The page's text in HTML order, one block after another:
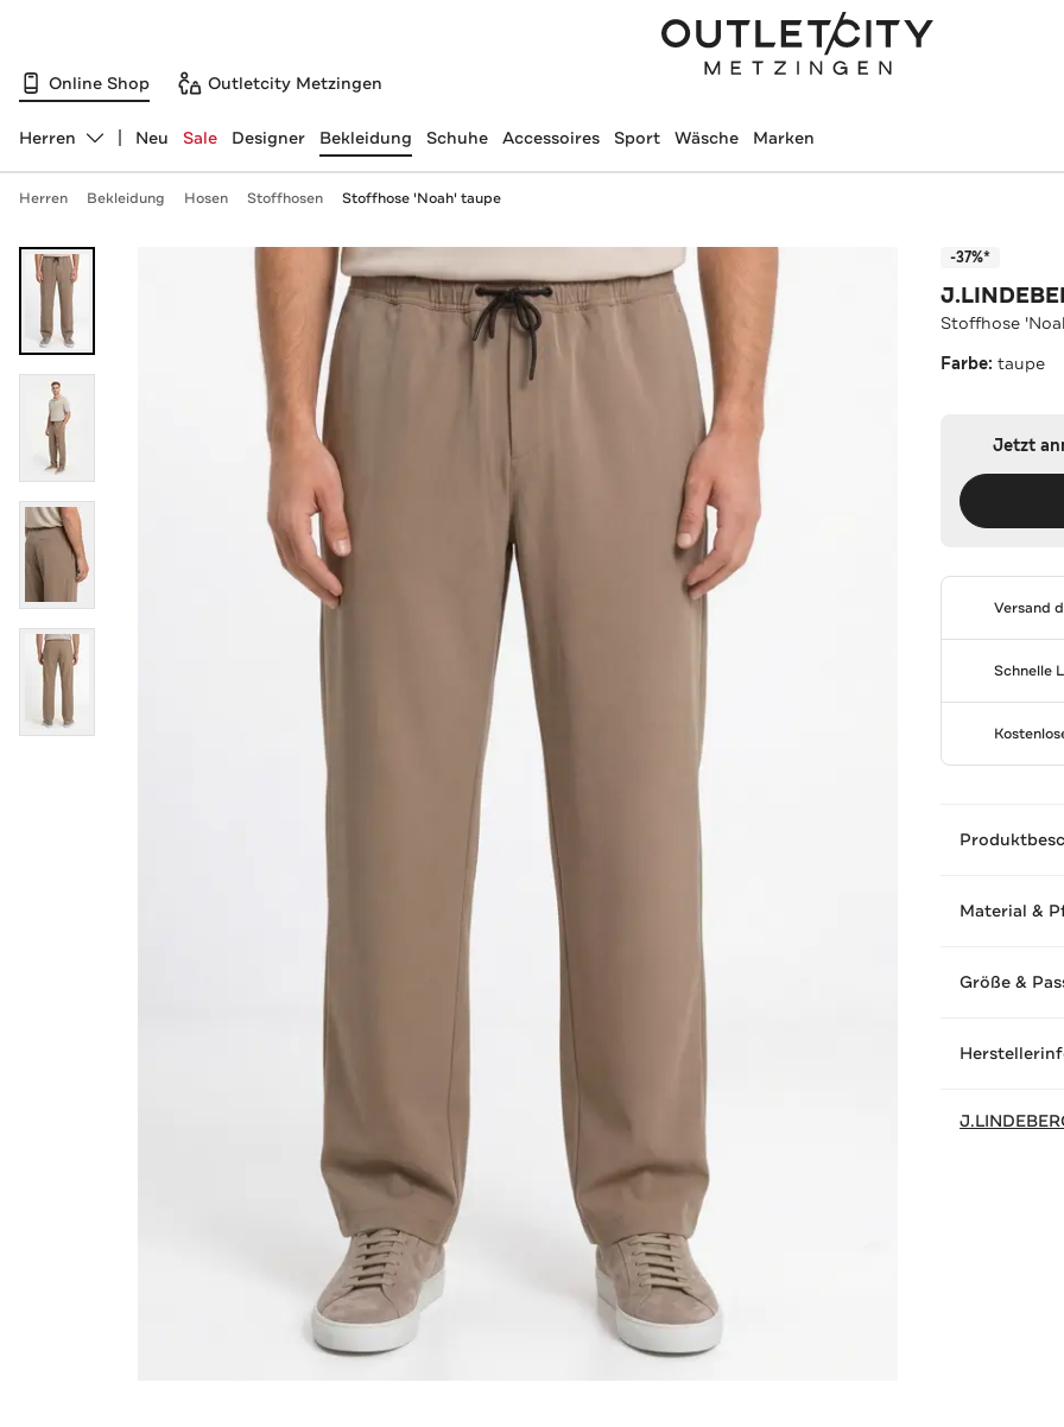
Online Shop Outletcity Metzingen
Abteilung ändern, ausgewählt:
Herren Neu Sale Designer Bekleidung Schuhe Accessoires Sport Wäsche Marken
Herren Bekleidung Hosen Stoffhosen Stoffhose 'Noah' taupe
-37%*
Stoffhose
Farbe:taupe
Jetzt
Versand
Schnelle
Material &
Größe &